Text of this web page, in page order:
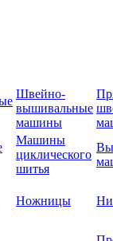
Швейно-
вышивальные
машины
Машины
циклического
шитья
Ножницы